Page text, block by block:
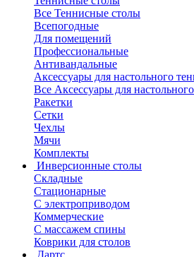
Все Теннисные столы
Всепогодные
Для помещений
Профессиональные
Антивандальные
Аксессуары для настольного
Все Аксессуары для
Ракетки
Сетки
Чехлы
Мячи
Комплекты
Инверсионные столы
Складные
Стационарные
С электроприводом
Коммерческие
С массажем спины
Коврики для столов
Дартс